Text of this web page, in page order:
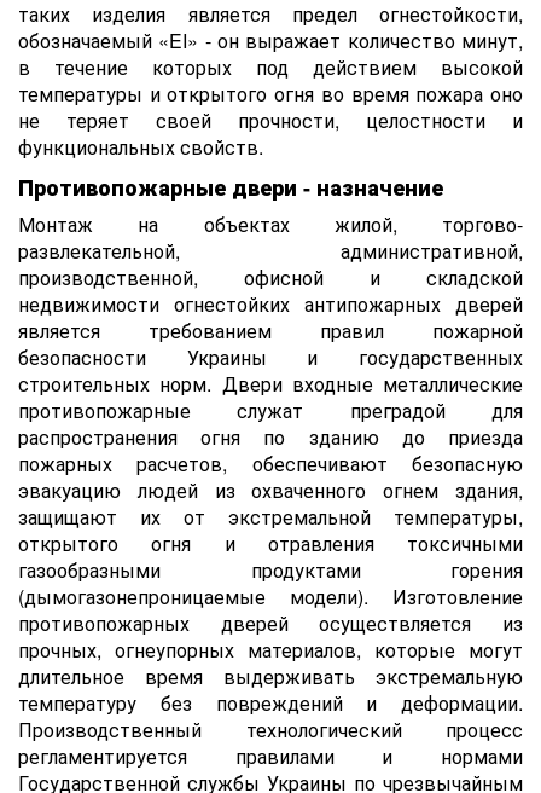
таких изделия является предел огнестойкости,
обозначаемый «EI» - он выражает количество минут,
в течение которых под действием высокой
температуры и открытого огня во время пожара оно
не теряет своей прочности, целостности и
функциональных свойств.
Противопожарные двери - назначение
Монтаж на объектах жилой, торгово-
развлекательной, административной,
производственной, офисной и складской
недвижимости огнестойких антипожарных дверей
является требованием правил пожарной
безопасности Украины и государственных
строительных норм. Двери входные металлические
противопожарные служат преградой для
распространения огня по зданию до приезда
пожарных расчетов, обеспечивают безопасную
эвакуацию людей из охваченного огнем здания,
защищают их от экстремальной температуры,
открытого огня и отравления токсичными
газообразными продуктами горения
(дымогазонепроницаемые модели). Изготовление
противопожарных дверей осуществляется из
прочных, огнеупорных материалов, которые могут
длительное время выдерживать экстремальную
температуру без повреждений и деформации.
Производственный технологический процесс
регламентируется правилами и нормами
Государственной службы Украины по чрезвычайным